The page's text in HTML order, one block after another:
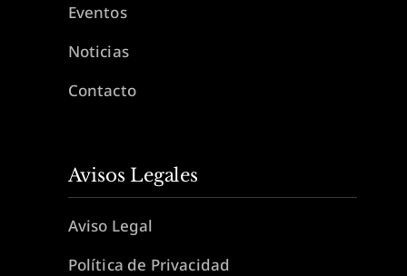
Eventos
Noticias
Contacto
Avisos Legales
Aviso Legal
Política de Privacidad